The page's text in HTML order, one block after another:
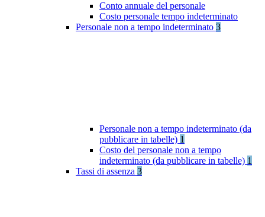
Conto annuale del personale
Costo personale tempo indeterminato
Personale non a tempo indeterminato 3
Personale non a tempo indeterminato (da
pubblicare in tabelle) 1
Costo del personale non a tempo
indeterminato (da pubblicare in tabelle) 1
Tassi di assenza 3